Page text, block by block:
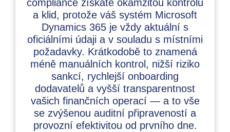
compliance získáte okamžitou kontrolu
a klid, protože váš systém Microsoft
Dynamics 365 je vždy aktuální s
oficiálními údaji a v souladu s místními
požadavky. Krátkodobě to znamená
méně manuálních kontrol, nižší riziko
sankcí, rychlejší onboarding
dodavatelů a vyšší transparentnost
vašich finančních operací — a to vše
se zvýšenou auditní připraveností a
provozní efektivitou od prvního dne.